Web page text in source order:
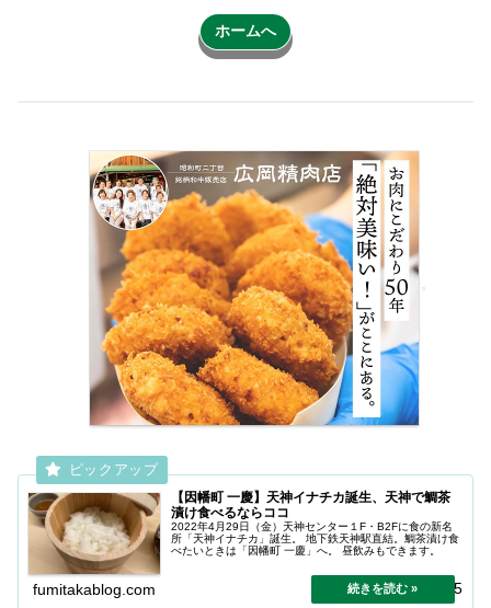
ホームへ
【因幡町 一慶】天神イナチカ誕生、天神で鯛茶
漬け食べるならココ
2022年4月29日（金）天神センター１F・B2Fに食の新名
所「天神イナチカ」誕生。 地下鉄天神駅直結。鯛茶漬け食
べたいときは「因幡町 一慶」へ。 昼飲みもできます。
fumitakablog.com 2025.09.05